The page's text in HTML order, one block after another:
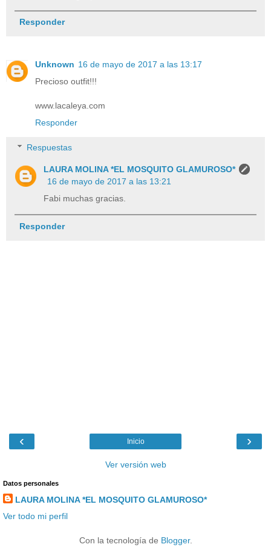
Responder
Unknown 16 de mayo de 2017 a las 13:17
Precioso outfit!!!
www.lacaleya.com
Responder
Respuestas
LAURA MOLINA *EL MOSQUITO GLAMUROSO*
16 de mayo de 2017 a las 13:21
Fabi muchas gracias.
Responder
‹ ›
Inicio
Ver versión web
Datos personales
LAURA MOLINA *EL MOSQUITO GLAMUROSO*
Ver todo mi perfil
Con la tecnología de Blogger.